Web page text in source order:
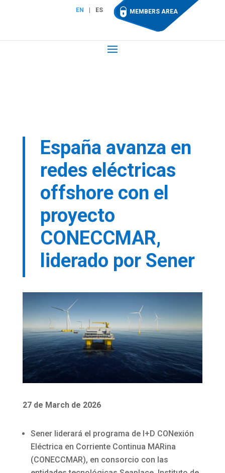
EN ES MEMBERS AREA
España avanza en
redes eléctricas
offshore con el
proyecto
CONECCMAR,
liderado por Sener
27 de March de 2026
Sener liderará el programa de I+D CONexión
Eléctrica en Corriente Continua MARina
(CONECCMAR), en consorcio con las